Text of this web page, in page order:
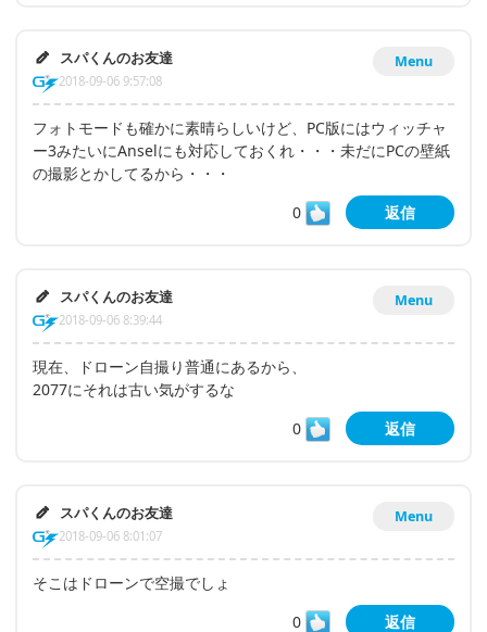
Menu
スパくんのお友達
2018-09-06 9:57:08
フォトモードも確かに素晴らしいけど、PC版にはウィッチャ
ー3みたいにAnselにも対応しておくれ・・・未だにPCの壁紙
の撮影とかしてるから・・・
0
返信
Menu
スパくんのお友達
2018-09-06 8:39:44
現在、ドローン自撮り普通にあるから、
2077にそれは古い気がするな
0
返信
Menu
スパくんのお友達
2018-09-06 8:01:07
そこはドローンで空撮でしょ
0
返信